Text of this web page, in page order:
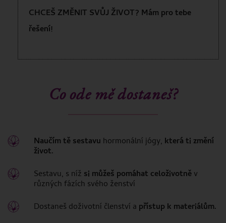
CHCEŠ ZMĚNIT SVŮJ ŽIVOT? Mám pro tebe
řešení!
Co ode mě dostaneš?
Naučím tě sestavu hormonální jógy, která ti změní
život.
Sestavu, s níž si můžeš pomáhat celoživotněv
různých fázích svého ženství
Dostaneš doživotní členství a přístup k materiálům.